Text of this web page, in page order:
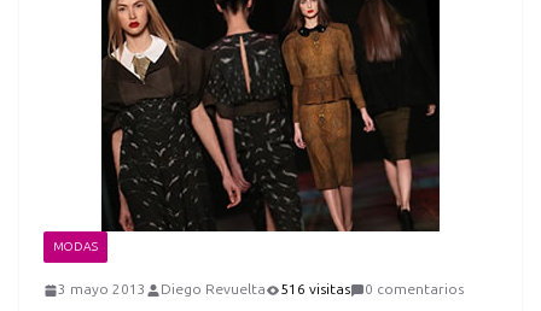
MODAS
3 mayo 2013 Diego Revuelta 516 visitas 0 comentarios